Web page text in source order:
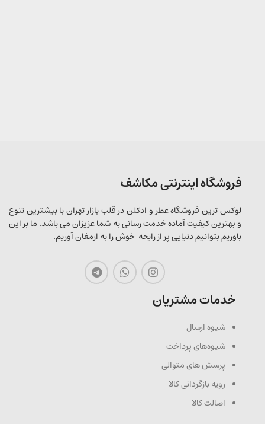
فروشگاه اینترنتی مکاشف
لوکس ترین فروشگاه عطر و ادکلن در قلب بازار تهران با بیشترین تنوع
و بهترین کیفیت آماده خدمت رسانی به شما عزیزان می باشد. ما بر این
باوریم بتوانیم دنیایی پر از رایحه خوش را به ارمغان آوریم.
خدمات مشتریان
شیوه ارسال
شیوه‌های پرداخت
پرسش های متوالی
رویه بازگردانی کالا
اصالت کالا